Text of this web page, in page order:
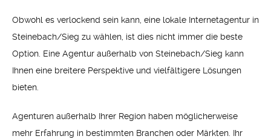
Obwohl es verlockend sein kann, eine lokale Internetagentur in
Steinebach/Sieg zu wählen, ist dies nicht immer die beste
Option. Eine Agentur außerhalb von Steinebach/Sieg kann
Ihnen eine breitere Perspektive und vielfältigere Lösungen
bieten.
Agenturen außerhalb Ihrer Region haben möglicherweise
mehr Erfahrung in bestimmten Branchen oder Märkten. Ihr